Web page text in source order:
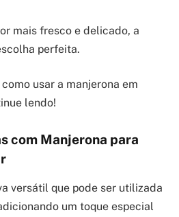
mais fresco e delicado, a
perfeita.
usar a manjerona em
lendo!
com Manjerona para
versátil que pode ser utilizada
um toque especial